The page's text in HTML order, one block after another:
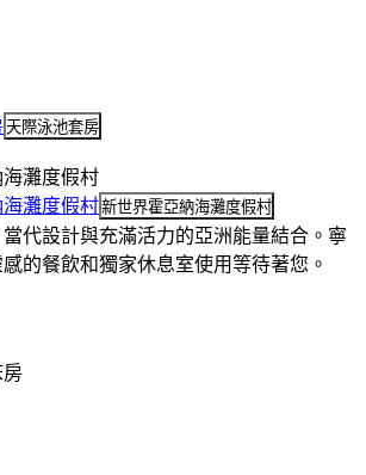
天際泳池套房
灘度假村
灘度假村新世界霍亞納海灘度假村
代設計與充滿活力的亞洲能量結合。寧
的餐飲和獨家休息室使用等待著您。
房